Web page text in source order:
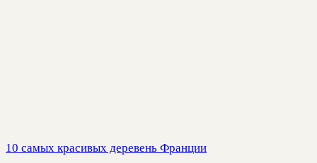
10 самых красивых деревень Франции